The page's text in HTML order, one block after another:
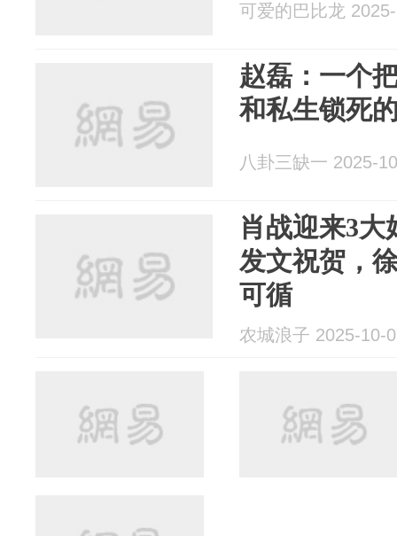
可爱的巴比龙
赵磊：一个
和私生锁死
八卦三缺一 2025-
肖战迎来3大
发文祝贺，
可循
农城浪子 2025-10-